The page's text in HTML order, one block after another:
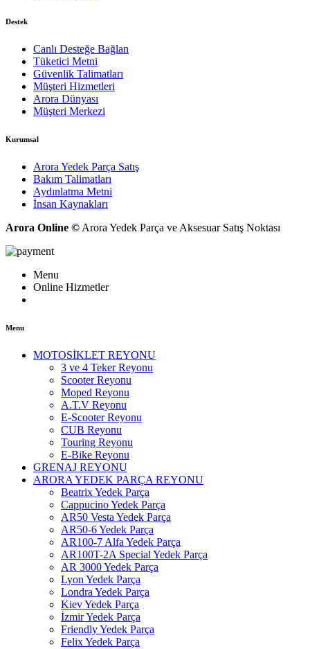
Destek
Canlı Desteğe Bağlan
Tüketici Metni
Güvenlik Talimatları
Müşteri Hizmetleri
Arora Dünyası
Müşteri Merkezi
Kurumsal
Arora Yedek Parça Satış
Bakım Talimatları
Aydınlatma Metni
İnsan Kaynakları
Arora Online © Arora Yedek Parça ve Aksesuar Satış Noktası
Menu
Online Hizmetler
Menu
MOTOSİKLET REYONU
3 ve 4 Teker Reyonu
Scooter Reyonu
Moped Reyonu
A.T.V Reyonu
E-Scooter Reyonu
CUB Reyonu
Touring Reyonu
E-Bike Reyonu
GRENAJ REYONU
ARORA YEDEK PARÇA REYONU
Beatrix Yedek Parça
Cappucino Yedek Parça
AR50 Vesta Yedek Parça
AR50-6 Yedek Parça
AR100-7 Alfa Yedek Parça
AR100T-2A Special Yedek Parça
AR 3000 Yedek Parça
Lyon Yedek Parça
Londra Yedek Parça
Kiev Yedek Parça
İzmir Yedek Parça
Friendly Yedek Parça
Felix Yedek Parça